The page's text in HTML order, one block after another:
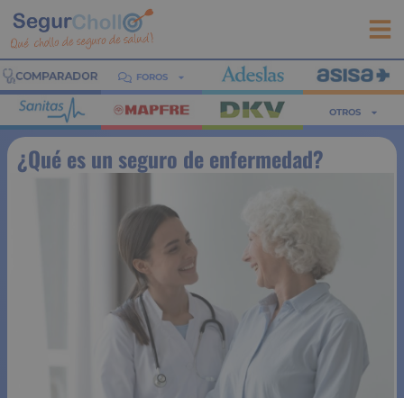
FOROS
OTROS
¿Qué es un seguro de enfermedad?